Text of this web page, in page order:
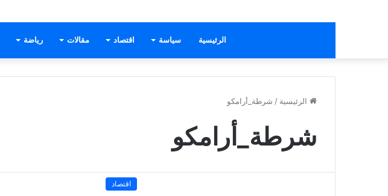
الرئيسية سياسة اقتصاد مقالات رياضة
الرئيسية / شرطة_أرامكو
شرطة_أرامكو
اقتصاد